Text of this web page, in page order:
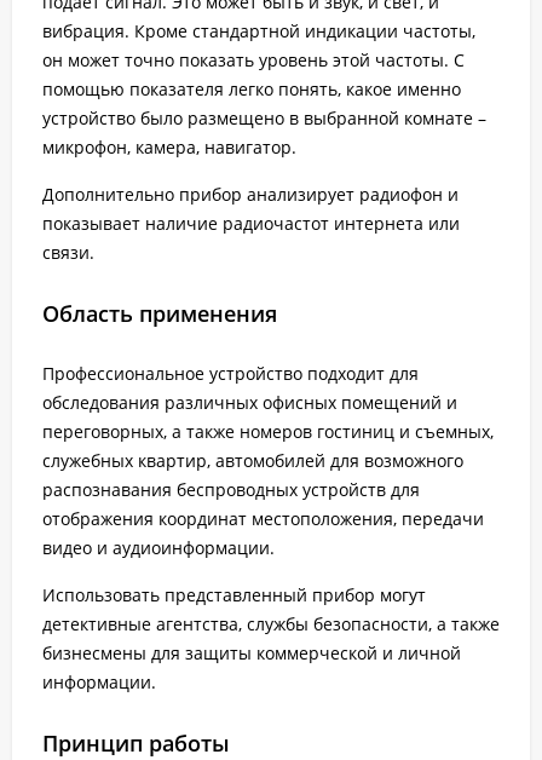
вибрация. Кроме стандартной индикации частоты,
он может точно показать уровень этой частоты. С
помощью показателя легко понять, какое именно
устройство было размещено в выбранной комнате –
микрофон, камера, навигатор.
Дополнительно прибор анализирует радиофон и
показывает наличие радиочастот интернета или
связи.
Область применения
Профессиональное устройство подходит для
обследования различных офисных помещений и
переговорных, а также номеров гостиниц и съемных,
служебных квартир, автомобилей для возможного
распознавания беспроводных устройств для
отображения координат местоположения, передачи
видео и аудиоинформации.
Использовать представленный прибор могут
детективные агентства, службы безопасности, а также
бизнесмены для защиты коммерческой и личной
информации.
Принцип работы